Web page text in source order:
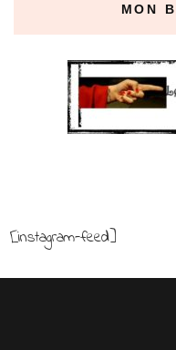
MON
[instagram-feed]